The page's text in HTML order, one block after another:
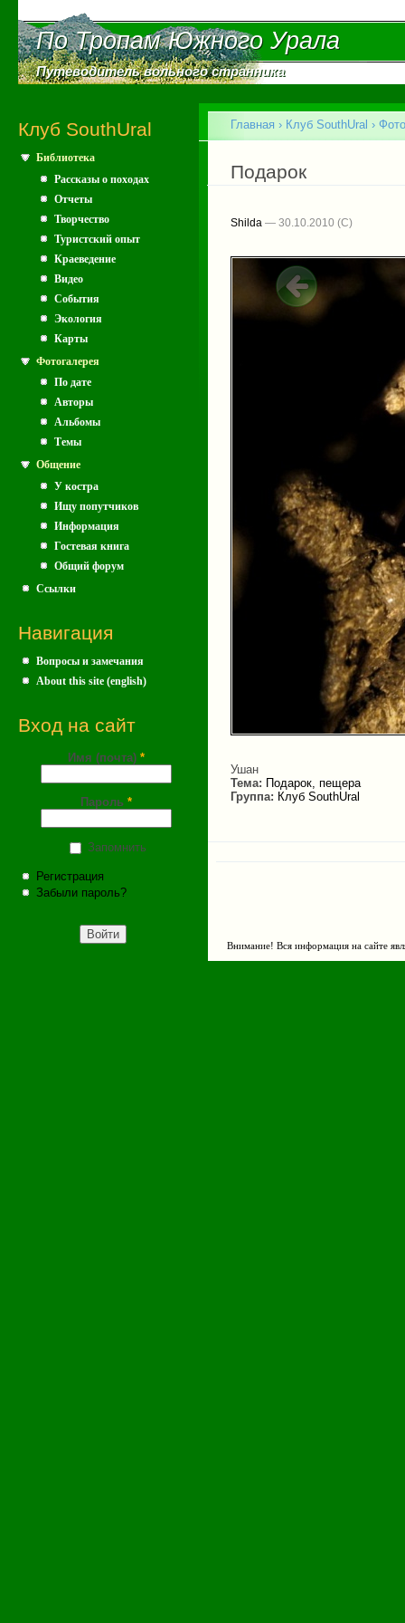
По Тропам Южного Урала
По Тропам Южного Урала
Путеводитель вольного странника
Путеводитель вольного странника
Клуб SouthUral
Библиотека
Рассказы о походах
Отчеты
Творчество
Туристский опыт
Краеведение
Видео
События
Экология
Карты
Фотогалерея
По дате
Авторы
Альбомы
Темы
Общение
У костра
Ищу попутчиков
Информация
Гостевая книга
Общий форум
Ссылки
Навигация
Вопросы и замечания
About this site (english)
Вход на сайт
Имя (почта) *
Пароль *
Запомнить
Регистрация
Забыли пароль?
Вы здесь
Главная › Клуб SouthUral ›
Подарок
Shilda — 30.10.2010
Ушан
Тема: Подарок, пещера
Группа: Клуб SouthUral
Внимание! Вся информация на сайте